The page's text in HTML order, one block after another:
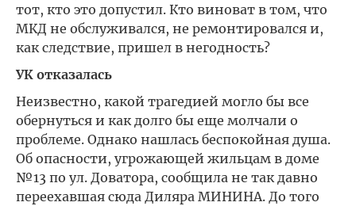
тот, кто это допустил. Кто виноват в том, что
МКД не обслуживался, не ремонтировался и,
как следствие, пришел в негодность?
УК отказалась
Неизвестно, какой трагедией могло бы все
обернуться и как долго бы еще молчали о
проблеме. Однако нашлась беспокойная душа.
Об опасности, угрожающей жильцам в доме
№13 по ул. Доватора, сообщила не так давно
переехавшая сюда Диляра МИНИНА. До того